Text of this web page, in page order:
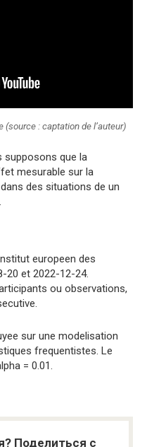
: captation de l’auteur)
supposons que la
mesurable sur la
des situations de un
europeen des
20 et 2022-12-24.
ou observations,
sur une modelisation
frequentistes. Le
= 0.01.
Поделиться с